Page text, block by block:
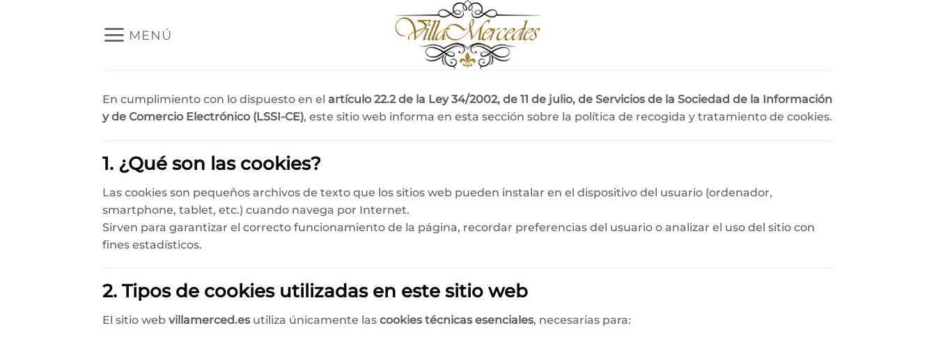
MENÚ
En cumplimiento con lo dispuesto en el artículo 22.2 de la Ley 34/2002, de 11 de julio, de Servicios de la Sociedad de la Información
y de Comercio Electrónico (LSSI-CE), este sitio web informa en esta sección sobre la política de recogida y tratamiento de cookies.
1. ¿Qué son las cookies?
Las cookies son pequeños archivos de texto que los sitios web pueden instalar en el dispositivo del usuario (ordenador,
smartphone, tablet, etc.) cuando navega por Internet.
Sirven para garantizar el correcto funcionamiento de la página, recordar preferencias del usuario o analizar el uso del sitio con
fines estadísticos.
2. Tipos de cookies utilizadas en este sitio web
El sitio web villamerced.esutiliza únicamente las cookies técnicas esenciales, necesarias para: